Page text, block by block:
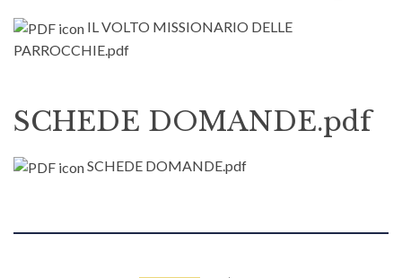
IL VOLTO MISSIONARIO DELLE
PARROCCHIE.pdf
SCHEDE DOMANDE.pdf
SCHEDE DOMANDE.pdf